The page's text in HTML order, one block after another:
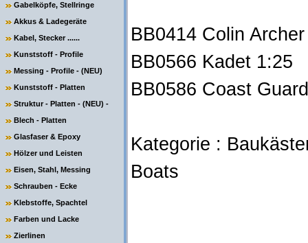
Gabelköpfe, Stellringe
Akkus & Ladegeräte
Kabel, Stecker ......
Kunststoff - Profile
Messing - Profile - (NEU)
Kunststoff - Platten
Struktur - Platten - (NEU) -
Blech - Platten
Glasfaser & Epoxy
Hölzer und Leisten
Eisen, Stahl, Messing
Schrauben - Ecke
Klebstoffe, Spachtel
Farben und Lacke
Zierlinen
BB0414 Colin
BB0566 Kadet 1:25
BB0586 Coast
Kategorie :
Boats